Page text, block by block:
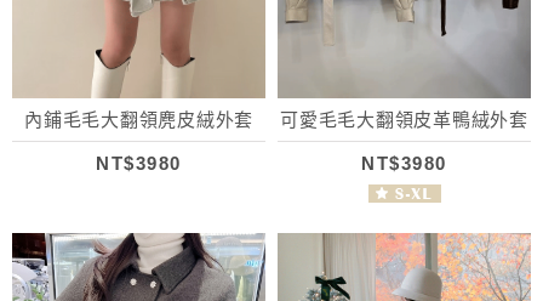
內鋪毛毛大翻領麂皮絨外套
NT$3980
可愛毛毛大翻領皮革鴨絨外套
NT$3980